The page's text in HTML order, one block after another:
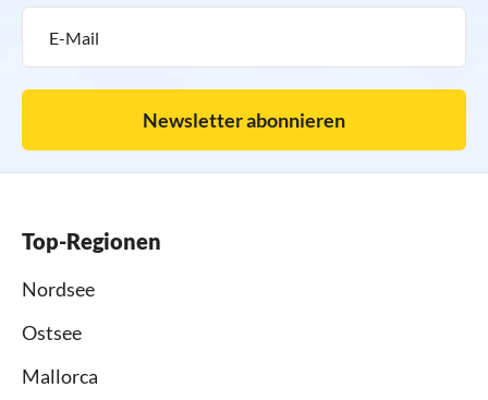
Newsletter abonnieren
Top-Regionen
Nordsee
Ostsee
Mallorca